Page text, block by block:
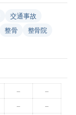
交通事故
整骨
整骨院
–
–
– –